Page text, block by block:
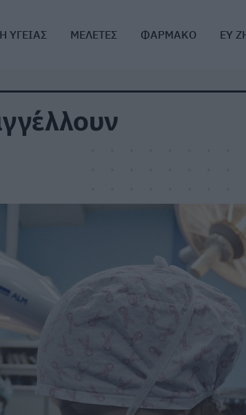
ΥΓΕΙΑΣ ΜΕΛΕΤΕΣ ΦΑΡΜΑΚΟ ΕΥ